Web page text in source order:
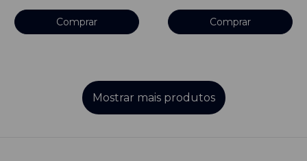
titânio
Comprar Comprar
Mostrar mais produtos